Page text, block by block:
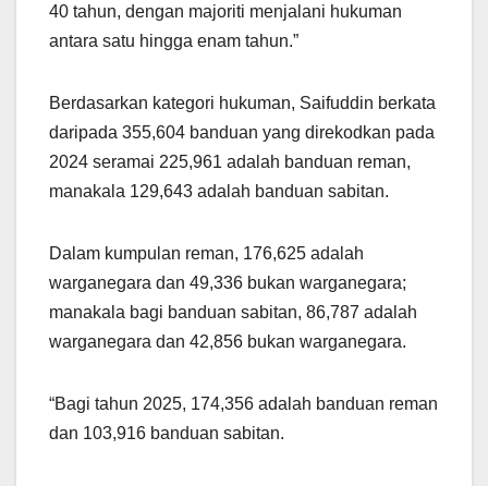
40 tahun, dengan majoriti menjalani hukuman
antara satu hingga enam tahun.”
Berdasarkan kategori hukuman, Saifuddin berkata
daripada 355,604 banduan yang direkodkan pada
2024 seramai 225,961 adalah banduan reman,
manakala 129,643 adalah banduan sabitan.
Dalam kumpulan reman, 176,625 adalah
warganegara dan 49,336 bukan warganegara;
manakala bagi banduan sabitan, 86,787 adalah
warganegara dan 42,856 bukan warganegara.
“Bagi tahun 2025, 174,356 adalah banduan reman
dan 103,916 banduan sabitan.